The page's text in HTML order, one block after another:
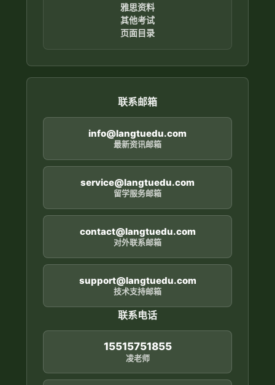
雅思资料
其他考试
页面目录
联系邮箱
info@langtuedu.com
最新资讯邮箱
service@langtuedu.com
留学服务邮箱
contact@langtuedu.com
对外联系邮箱
support@langtuedu.com
技术支持邮箱
联系电话
15515751855
凌老师